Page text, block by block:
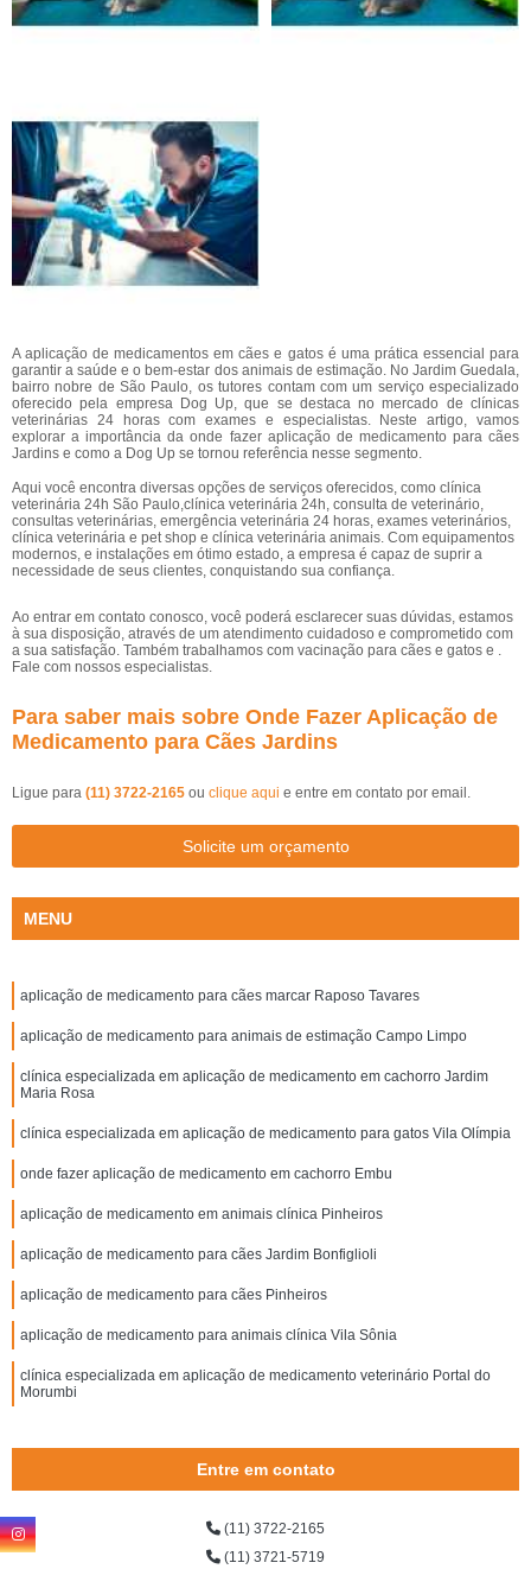
A aplicação de medicamentos em cães e gatos é uma prática essencial para
garantir a saúde e o bem-estar dos animais de estimação. No Jardim Guedala,
bairro nobre de São Paulo, os tutores contam com um serviço especializado
oferecido pela empresa Dog Up, que se destaca no mercado de clínicas
veterinárias 24 horas com exames e especialistas. Neste artigo, vamos
explorar a importância da onde fazer aplicação de medicamento para cães
Jardins e como a Dog Up se tornou referência nesse segmento.
Aqui você encontra diversas opções de serviços oferecidos, como clínica
veterinária 24h São Paulo,clínica veterinária 24h, consulta de veterinário,
consultas veterinárias, emergência veterinária 24 horas, exames veterinários,
clínica veterinária e pet shop e clínica veterinária animais. Com equipamentos
modernos, e instalações em ótimo estado, a empresa é capaz de suprir a
necessidade de seus clientes, conquistando sua confiança.
Ao entrar em contato conosco, você poderá esclarecer suas dúvidas, estamos
à sua disposição, através de um atendimento cuidadoso e comprometido com
a sua satisfação. Também trabalhamos com vacinação para cães e gatos e .
Fale com nossos especialistas.
Para saber mais sobre Onde Fazer Aplicação de
Medicamento para Cães Jardins
Ligue para (11) 3722-2165 ou clique aqui e entre em contato por email.
Solicite um orçamento
MENU
aplicação de medicamento para cães marcar Raposo Tavares
aplicação de medicamento para animais de estimação Campo Limpo
clínica especializada em aplicação de medicamento em cachorro Jardim
Maria Rosa
clínica especializada em aplicação de medicamento para gatos Vila Olímpia
onde fazer aplicação de medicamento em cachorro Embu
aplicação de medicamento em animais clínica Pinheiros
aplicação de medicamento para cães Jardim Bonfiglioli
aplicação de medicamento para cães Pinheiros
aplicação de medicamento para animais clínica Vila Sônia
clínica especializada em aplicação de medicamento veterinário Portal do
Morumbi
Entre em contato
(11) 3722-2165
(11) 3721-5719